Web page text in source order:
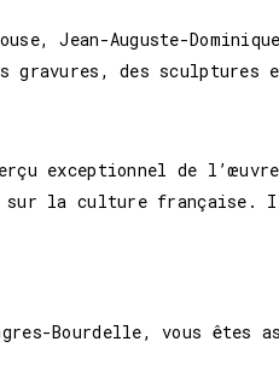
Jean-Auguste-
gravures, des sculptures
exceptionnel de
la culture française.
Bourdelle, vous êtes